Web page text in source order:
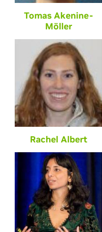
Tomas Akenine-
Möller
Rachel Albert